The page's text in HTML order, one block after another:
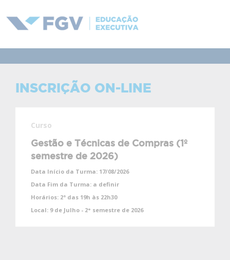
INSCRIÇÃO ON-LINE
Curso
Gestão e Técnicas de Compras (1º
semestre de 2026)
Data Início da Turma: 17/08/2026
Data Fim da Turma: a definir
Horários: 2ª das 19h às 22h30
Local: 9 de Julho - 2° semestre de 2026